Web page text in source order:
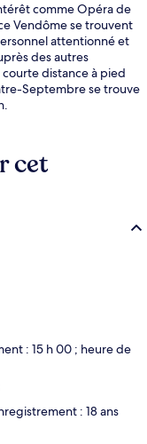
comme Opéra de
Vendôme se trouvent
attentionné et
des autres
distance à pied
Septembre se trouve
cet
: 15 h 00 ; heure de
: 18 ans